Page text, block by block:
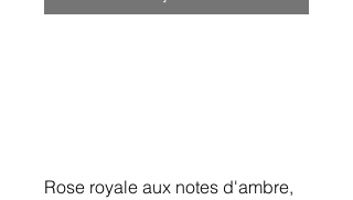
Rose royale aux notes d'ambre,